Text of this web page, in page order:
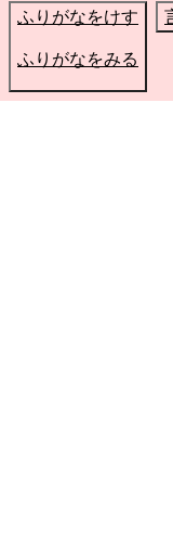
ふりがなをけす
ふりがなをみる